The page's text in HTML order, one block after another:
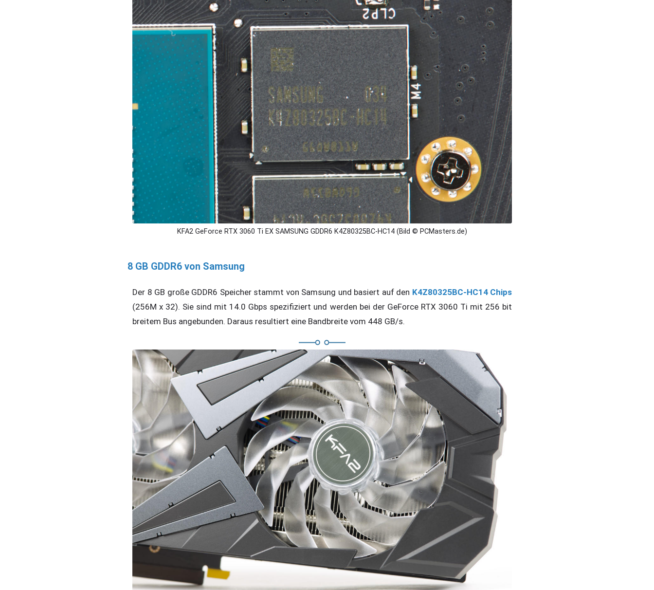
KFA2 GeForce RTX 3060 Ti EX SAMSUNG GDDR6 K4Z80325BC-HC14 (Bild © PCMasters.de)
8 GB GDDR6 von Samsung
Der 8 GB große GDDR6 Speicher stammt von Samsung und basiert auf den K4Z80325BC-HC14 Chips
(256M x 32). Sie sind mit 14.0 Gbps spezifiziert und werden bei der GeForce RTX 3060 Ti mit 256 bit
breitem Bus angebunden. Daraus resultiert eine Bandbreite vom 448 GB/s.